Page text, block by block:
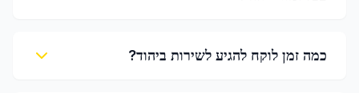
כמה זמן לוקח להגיע לשירות ביהוד?